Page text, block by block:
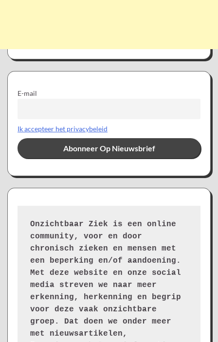
E-mail
Ik accepteer het privacybeleid
Onzichtbaar Ziek is een online
community, voor en door
chronisch zieken en mensen met
een beperking en/of aandoening.
Met deze website en onze social
media streven we naar meer
erkenning, herkenning en begrip
voor deze vaak onzichtbare
groep. Dat doen we onder meer
met nieuwsartikelen,